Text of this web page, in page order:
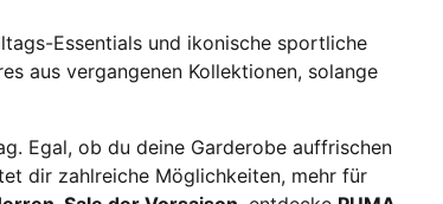
Essentials und ikonische sportliche
aus vergangenen Kollektionen, solange
Egal, ob du deine Garderobe auffrischen
dir zahlreiche Möglichkeiten, mehr für